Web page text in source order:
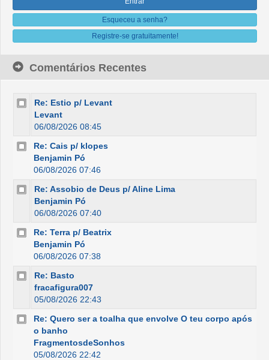
Esqueceu a senha?
Registre-se gratuitamente!
Comentários Recentes
Re: Estio p/ Levant
Levant
06/08/2026 08:45
Re: Cais p/ klopes
Benjamin Pó
06/08/2026 07:46
Re: Assobio de Deus p/ Aline Lima
Benjamin Pó
06/08/2026 07:40
Re: Terra p/ Beatrix
Benjamin Pó
06/08/2026 07:38
Re: Basto
fracafigura007
05/08/2026 22:43
Re: Quero ser a toalha que envolve O teu corpo após
o banho
FragmentosdeSonhos
05/08/2026 22:42